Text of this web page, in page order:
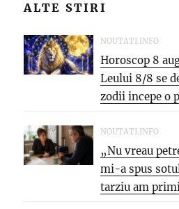
ALTE STIRI
NOUTATI.INFO
Horoscop 8
Leului 8/8 se
zodii incepe o
NOUTATI.INFO
„Nu vreau
mi-a spus
tarziu am